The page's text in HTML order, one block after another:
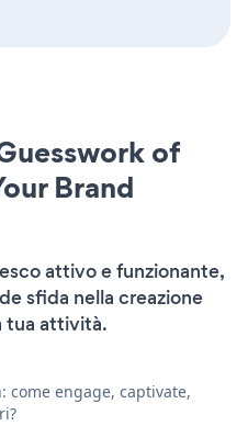
of
Brand
attivo e funzionante,
sfida nella creazione
tua attività.
come engage, captivate,